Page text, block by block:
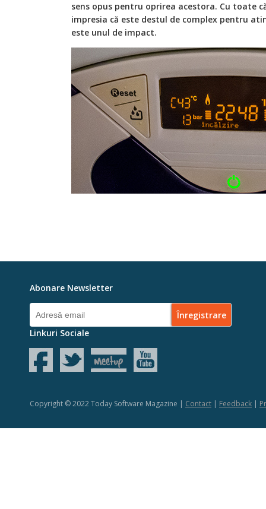
sens opus pentru oprirea acestora. Cu toate
impresia că este destul de complex pentru
este unul de impact.
Abonare Newsletter
Linkuri Sociale
Copyright © 2022 Today Software Magazine | Contact | Feedback |